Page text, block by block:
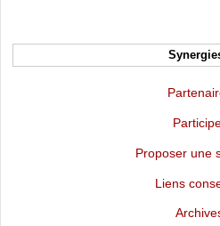
Proposer une
Liens